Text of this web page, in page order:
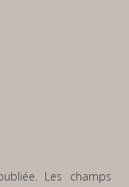
Les champs